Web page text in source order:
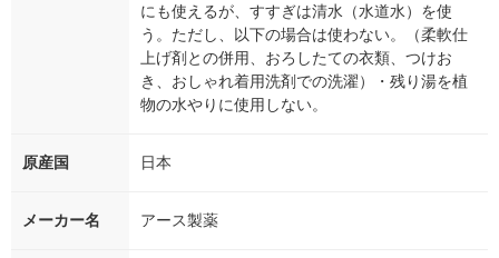
にも使えるが、すすぎは清水（水道水）を使
う。ただし、以下の場合は使わない。（柔軟仕
上げ剤との併用、おろしたての衣類、つけお
き、おしゃれ着用洗剤での洗濯）・残り湯を植
物の水やりに使用しない。
原産国 日本
メーカー名 アース製薬